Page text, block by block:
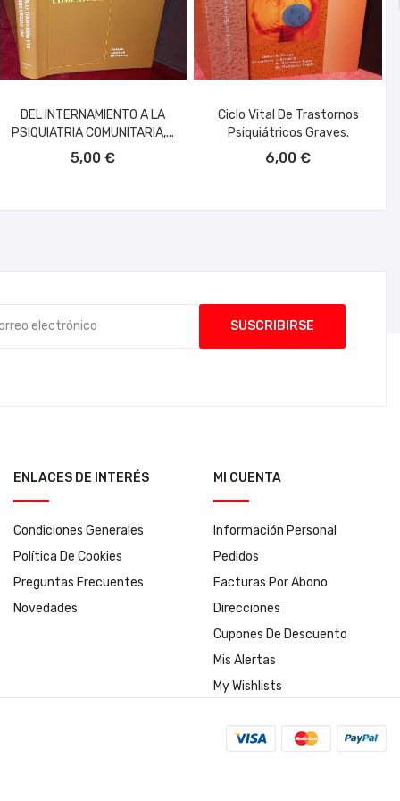
DEL INTERNAMIENTO A LA
PSIQUIATRIA COMUNITARIA,...
5,00 €
Ciclo Vital De Trastornos
Psiquiátricos Graves.
6,00 €
ENLACES DE INTERÉS
Condiciones Generales
Política De Cookies
Preguntas Frecuentes
Novedades
MI CUENTA
Información Personal
Pedidos
Facturas Por Abono
Direcciones
Cupones De Descuento
Mis Alertas
My Wishlists